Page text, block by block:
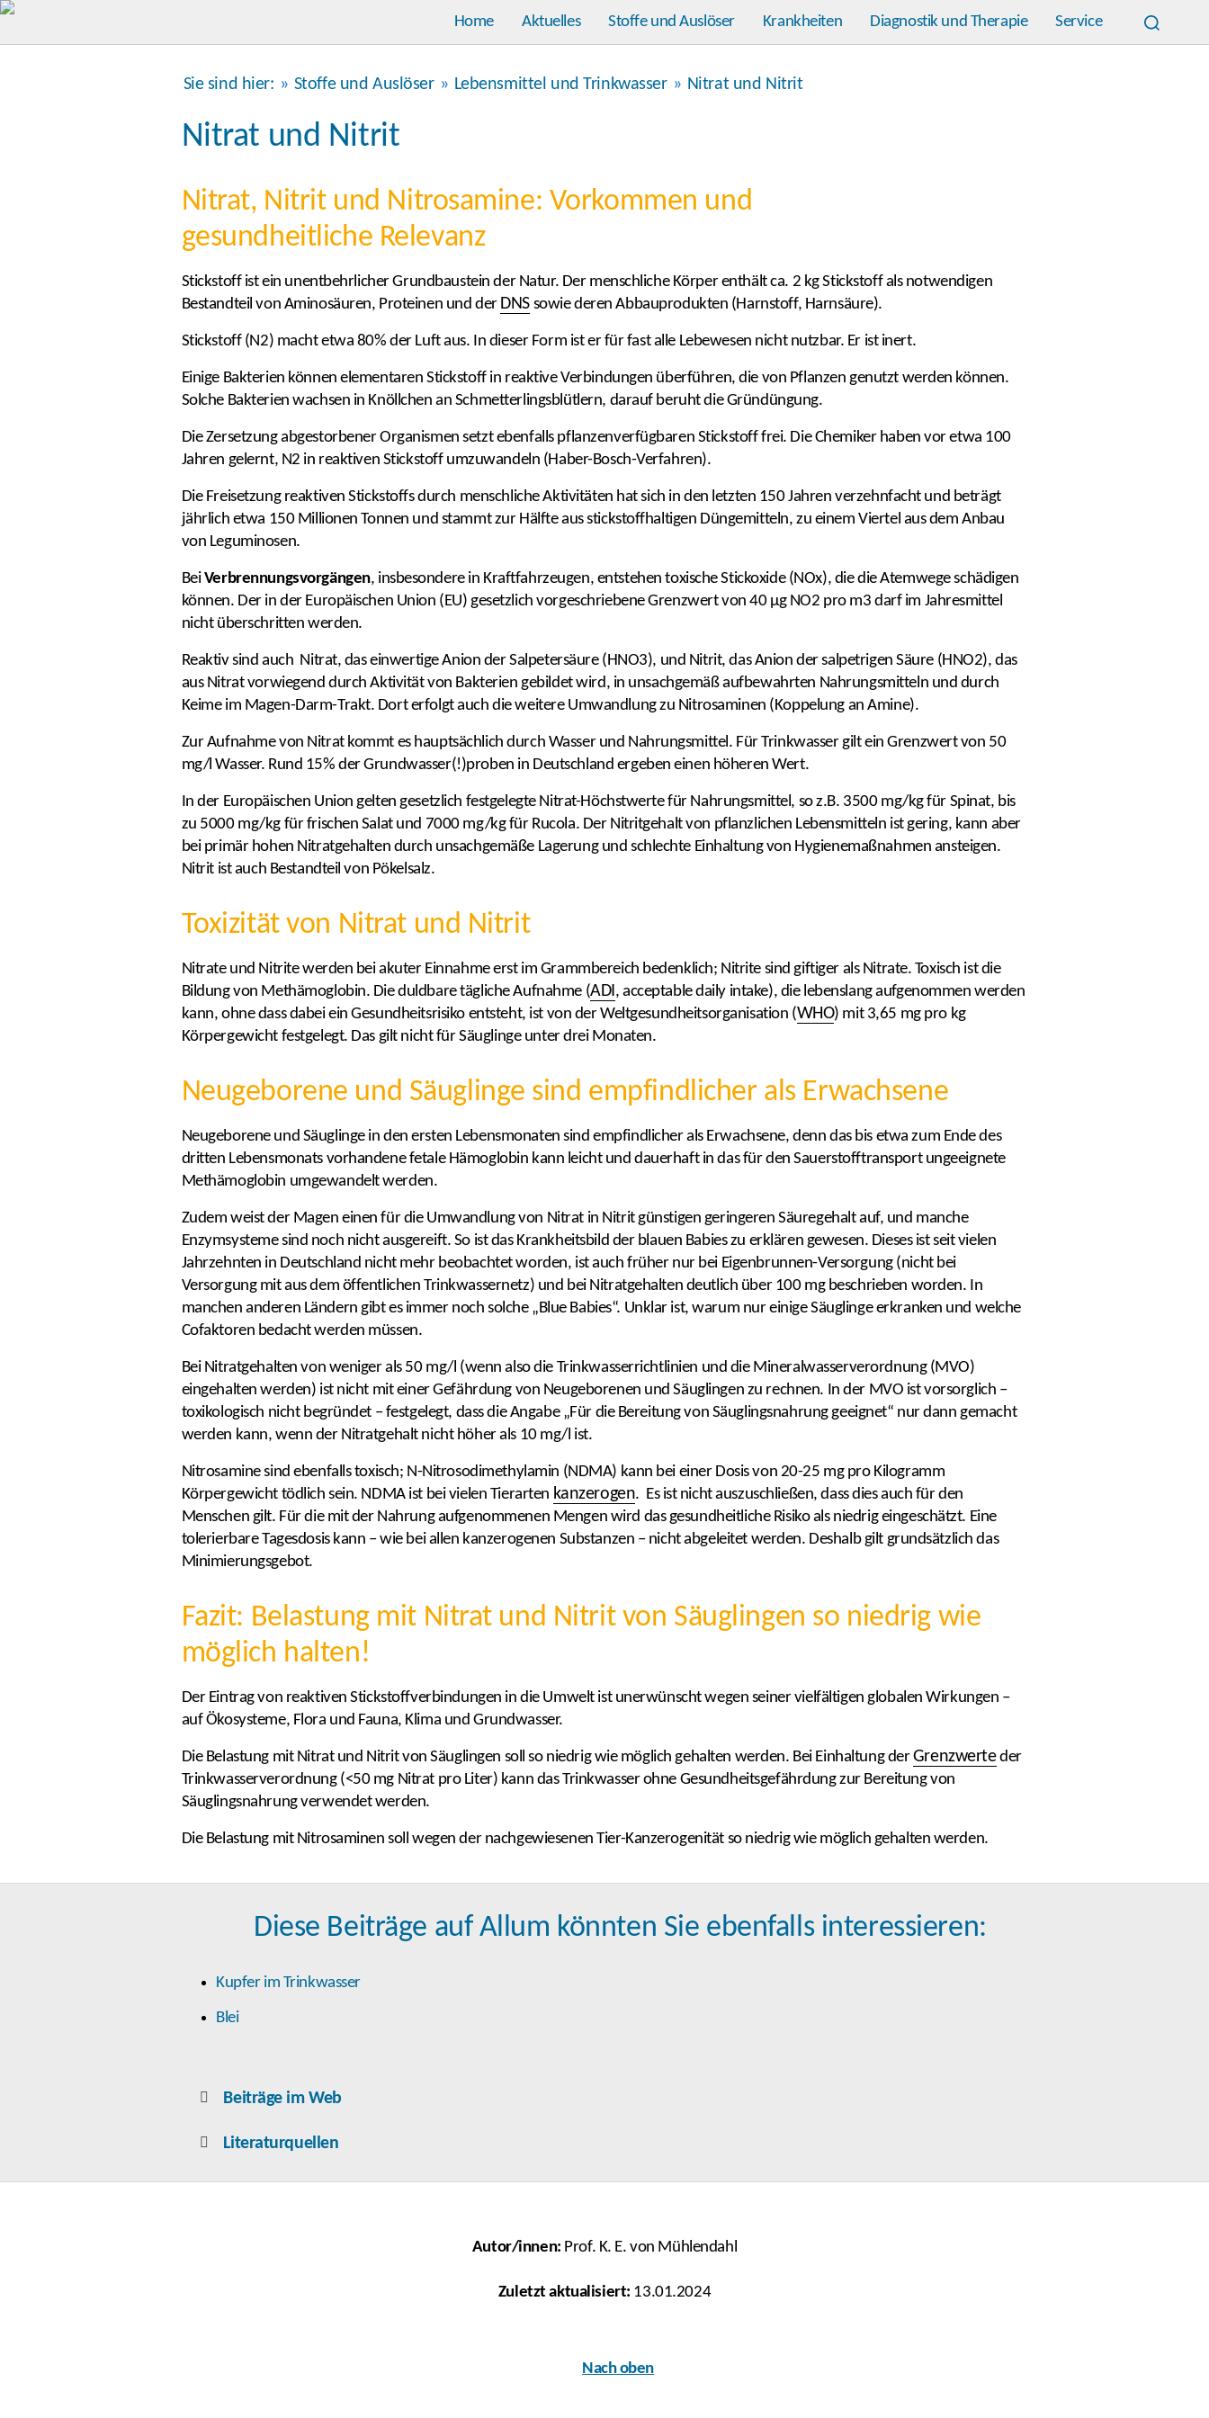
Home Aktuelles Stoffe und Auslöser Krankheiten Diagnostik und Therapie Service
Sie sind hier: » Stoffe und Auslöser » Lebensmittel und Trinkwasser » Nitrat und Nitrit
Nitrat und Nitrit
Nitrat, Nitrit und Nitrosamine: Vorkommen und
gesundheitliche Relevanz
Stickstoff ist ein unentbehrlicher Grundbaustein der Natur. Der menschliche Körper enthält ca. 2 kg Stickstoff als notwendigen
Bestandteil von Aminosäuren, Proteinen und der DNS sowie deren Abbauprodukten (Harnstoff, Harnsäure).
Stickstoff (N2) macht etwa 80% der Luft aus. In dieser Form ist er für fast alle Lebewesen nicht nutzbar. Er ist inert.
Einige Bakterien können elementaren Stickstoff in reaktive Verbindungen überführen, die von Pflanzen genutzt werden können.
Solche Bakterien wachsen in Knöllchen an Schmetterlingsblütlern, darauf beruht die Gründüngung.
Die Zersetzung abgestorbener Organismen setzt ebenfalls pflanzenverfügbaren Stickstoff frei. Die Chemiker haben vor etwa 100
Jahren gelernt, N2 in reaktiven Stickstoff umzuwandeln (Haber-Bosch-Verfahren).
Die Freisetzung reaktiven Stickstoffs durch menschliche Aktivitäten hat sich in den letzten 150 Jahren verzehnfacht und beträgt
jährlich etwa 150 Millionen Tonnen und stammt zur Hälfte aus stickstoffhaltigen Düngemitteln, zu einem Viertel aus dem Anbau
von Leguminosen.
BeiVerbrennungsvorgängen, insbesondere in Kraftfahrzeugen, entstehen toxische Stickoxide (NOx), die die Atemwege schädigen
können. Der in der Europäischen Union (EU) gesetzlich vorgeschriebene Grenzwert von 40 µg NO2 pro m3 darf im Jahresmittel
nicht überschritten werden.
Reaktiv sind auch Nitrat, das einwertige Anion der Salpetersäure (HNO3), und Nitrit, das Anion der salpetrigen Säure (HNO2), das
aus Nitrat vorwiegend durch Aktivität von Bakterien gebildet wird, in unsachgemäß aufbewahrten Nahrungsmitteln und durch
Keime im Magen-Darm-Trakt. Dort erfolgt auch die weitere Umwandlung zu Nitrosaminen (Koppelung an Amine).
Zur Aufnahme von Nitrat kommt es hauptsächlich durch Wasser und Nahrungsmittel. Für Trinkwasser gilt ein Grenzwert von 50
mg/l Wasser. Rund 15% der Grundwasser(!)proben in Deutschland ergeben einen höheren Wert.
In der Europäischen Union gelten gesetzlich festgelegte Nitrat-Höchstwerte für Nahrungsmittel, so z.B. 3500 mg/kg für Spinat, bis
zu 5000 mg/kg für frischen Salat und 7000 mg/kg für Rucola. Der Nitritgehalt von pflanzlichen Lebensmitteln ist gering, kann aber
bei primär hohen Nitratgehalten durch unsachgemäße Lagerung und schlechte Einhaltung von Hygienemaßnahmen ansteigen.
Nitrit ist auch Bestandteil von Pökelsalz.
Toxizität von Nitrat und Nitrit
Nitrate und Nitrite werden bei akuter Einnahme erst im Grammbereich bedenklich; Nitrite sind giftiger als Nitrate. Toxisch ist die
Bildung von Methämoglobin. Die duldbare tägliche Aufnahme (ADI, acceptable daily intake), die lebenslang aufgenommen werden
kann, ohne dass dabei ein Gesundheitsrisiko entsteht, ist von der Weltgesundheitsorganisation (WHO) mit 3,65 mg pro kg
Körpergewicht festgelegt. Das gilt nicht für Säuglinge unter drei Monaten.
Neugeborene und Säuglinge sind empfindlicher als Erwachsene
Neugeborene und Säuglinge in den ersten Lebensmonaten sind empfindlicher als Erwachsene, denn das bis etwa zum Ende des
dritten Lebensmonats vorhandene fetale Hämoglobin kann leicht und dauerhaft in das für den Sauerstofftransport ungeeignete
Methämoglobin umgewandelt werden.
Zudem weist der Magen einen für die Umwandlung von Nitrat in Nitrit günstigen geringeren Säuregehalt auf, und manche
Enzymsysteme sind noch nicht ausgereift. So ist das Krankheitsbild der blauen Babies zu erklären gewesen. Dieses ist seit vielen
Jahrzehnten in Deutschland nicht mehr beobachtet worden, ist auch früher nur bei Eigenbrunnen-Versorgung (nicht bei
Versorgung mit aus dem öffentlichen Trinkwassernetz) und bei Nitratgehalten deutlich über 100 mg beschrieben worden. In
manchen anderen Ländern gibt es immer noch solche „Blue Babies“. Unklar ist, warum nur einige Säuglinge erkranken und welche
Cofaktoren bedacht werden müssen.
Bei Nitratgehalten von weniger als 50 mg/l (wenn also die Trinkwasserrichtlinien und die Mineralwasserverordnung (MVO)
eingehalten werden) ist nicht mit einer Gefährdung von Neugeborenen und Säuglingen zu rechnen. In der MVO ist vorsorglich –
toxikologisch nicht begründet – festgelegt, dass die Angabe „Für die Bereitung von Säuglingsnahrung geeignet“ nur dann gemacht
werden kann, wenn der Nitratgehalt nicht höher als 10 mg/l ist.
Nitrosamine sind ebenfalls toxisch; N-Nitrosodimethylamin (NDMA) kann bei einer Dosis von 20-25 mg pro Kilogramm
Körpergewicht tödlich sein. NDMA ist bei vielen Tierarten kanzerogen. Es ist nicht auszuschließen, dass dies auch für den
Menschen gilt. Für die mit der Nahrung aufgenommenen Mengen wird das gesundheitliche Risiko als niedrig eingeschätzt. Eine
tolerierbare Tagesdosis kann – wie bei allen kanzerogenen Substanzen – nicht abgeleitet werden. Deshalb gilt grundsätzlich das
Minimierungsgebot.
Fazit: Belastung mit Nitrat und Nitrit von Säuglingen so niedrig wie
möglich halten!
Der Eintrag von reaktiven Stickstoffverbindungen in die Umwelt ist unerwünscht wegen seiner vielfältigen globalen Wirkungen –
auf Ökosysteme, Flora und Fauna, Klima und Grundwasser.
Die Belastung mit Nitrat und Nitrit von Säuglingen soll so niedrig wie möglich gehalten werden. Bei Einhaltung derGrenzwerteder
Trinkwasserverordnung (<50 mg Nitrat pro Liter) kann das Trinkwasser ohne Gesundheitsgefährdung zur Bereitung von
Säuglingsnahrung verwendet werden.
Die Belastung mit Nitrosaminen soll wegen der nachgewiesenen Tier-Kanzerogenität so niedrig wie möglich gehalten werden.
Diese Beiträge auf Allum könnten Sie ebenfalls interessieren:
Kupfer im Trinkwasser
Blei
Beiträge im Web
Literaturquellen
Autor/innen: Prof. K. E. von Mühlendahl
Zuletzt aktualisiert: 13.01.2024
Nach oben